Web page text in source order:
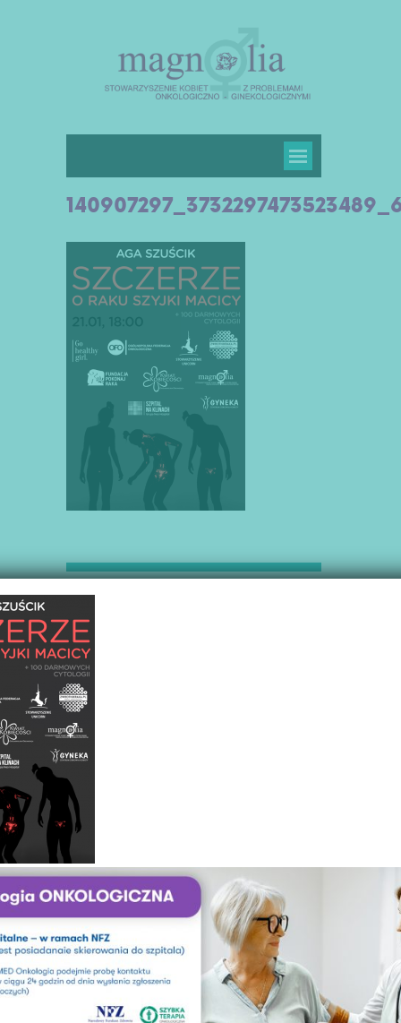
Poradniki na skróty
Rak szyjki macicy
Chemioterapia
Dieta a nowotwór